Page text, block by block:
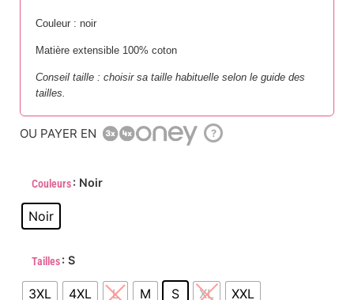
Couleur : noir
Matière extensible 100% coton
Conseil taille : choisir sa taille habituelle selon le guide des
tailles.
OU PAYER EN ?
Couleurs: Noir
Noir
Tailles: S
3XL 4XL L M S XL XXL